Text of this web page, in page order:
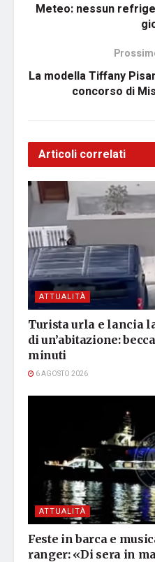
Meteo: nessun
La modella Tiffany
concorso di
Articoli correlati
ATTUALITÀ
Turista urla e lancia
di un’abitazione:
minuti
6 AGOSTO 2026
ATTUALITÀ
Feste in barca e
ranger: «Di sera in